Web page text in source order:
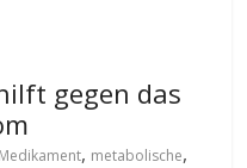
gegen das
Medikament, metabolische,